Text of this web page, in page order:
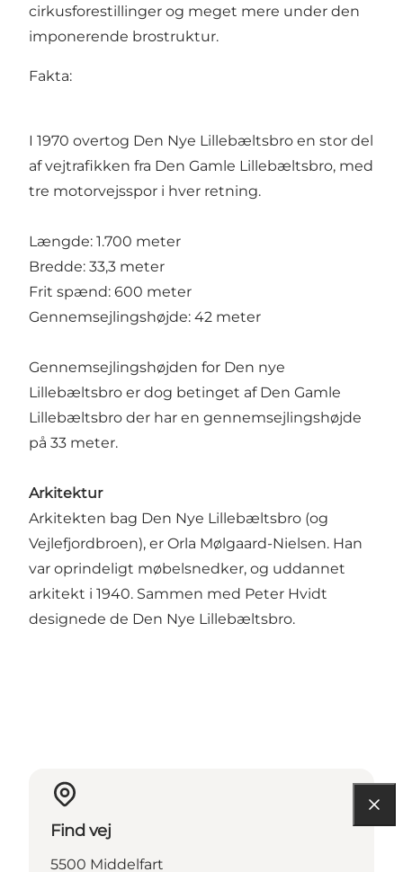
cirkusforestillinger og meget mere under den
imponerende brostruktur.
Fakta:
I 1970 overtog Den Nye Lillebæltsbro en stor del
af vejtrafikken fra Den Gamle Lillebæltsbro, med
tre motorvejsspor i hver retning.
Længde: 1.700 meter
Bredde: 33,3 meter
Frit spænd: 600 meter
Gennemsejlingshøjde: 42 meter
Gennemsejlingshøjden for Den nye
Lillebæltsbro er dog betinget af Den Gamle
Lillebæltsbro der har en gennemsejlingshøjde
på 33 meter.
Arkitektur
Arkitekten bag Den Nye Lillebæltsbro (og
Vejlefjordbroen), er Orla Mølgaard-Nielsen. Han
var oprindeligt møbelsnedker, og uddannet
arkitekt i 1940. Sammen med Peter Hvidt
designede de Den Nye Lillebæltsbro.
Find vej
5500 Middelfart